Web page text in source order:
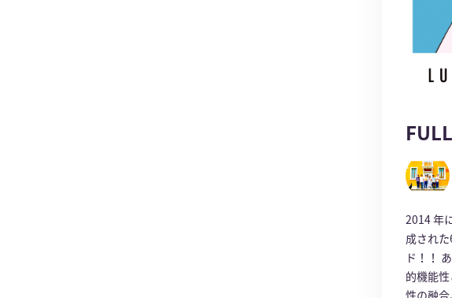
2014 年
成され
ド！！
的機能
性の融